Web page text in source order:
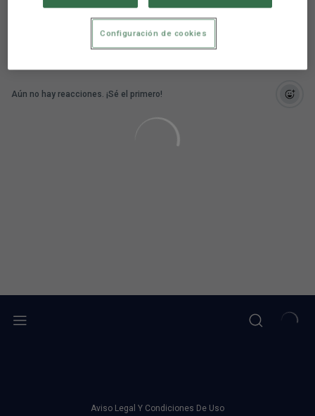
Aún no hay reacciones. ¡Sé el primero!
Aviso Legal Y Condiciones De Uso
Configuración de cookies